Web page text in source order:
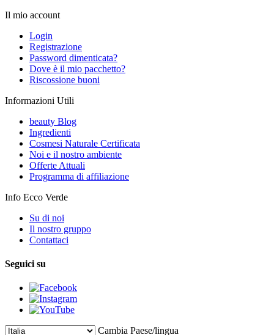
Il mio account
Login
Registrazione
Password dimenticata?
Dove è il mio pacchetto?
Riscossione buoni
Informazioni Utili
beauty Blog
Ingredienti
Cosmesi Naturale Certificata
Noi e il nostro ambiente
Offerte Attuali
Programma di affiliazione
Info Ecco Verde
Su di noi
Il nostro gruppo
Contattaci
Seguici su
Cambia Paese/lingua